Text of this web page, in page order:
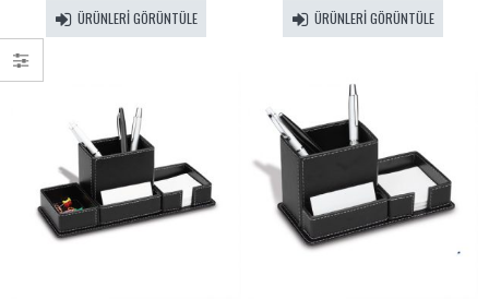
5
ÜRÜNLERI GÖRÜNTÜLE
5
ÜRÜNLERI GÖRÜNTÜLE